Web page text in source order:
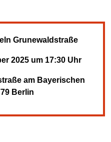
Grunewaldstraße
2025 um 17:30 Uhr
am Bayerischen
Berlin